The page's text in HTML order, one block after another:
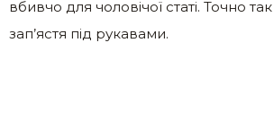
вбивчо для чоловічої статі. Точно
зап’ястя під рукавами.